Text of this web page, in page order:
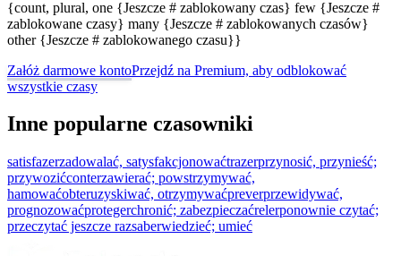
{count, plural, one {Jeszcze # zablokowany czas} few {Jeszcze #
zablokowane czasy} many {Jeszcze # zablokowanych czasów}
other {Jeszcze # zablokowanego czasu}}
Załóż darmowe kontoPrzejdź na Premium, aby odblokować
wszystkie czasy
Inne popularne czasowniki
satisfazerzadowalać, satysfakcjonowaćtrazerprzynosić, przynieść;
przywozićconterzawierać; powstrzymywać,
hamowaćobteruzyskiwać, otrzymywaćpreverprzewidywać,
prognozowaćprotegerchronić; zabezpieczaćrelerponownie czytać;
przeczytać jeszcze razsaberwiedzieć; umieć